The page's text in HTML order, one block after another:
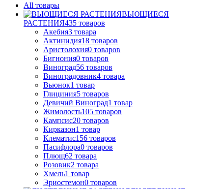
All товары
ВЬЮЩИЕСЯ
РАСТЕНИЯ435 товаров
Акебия3 товара
Актинидия18 товаров
Аристолохия0 товаров
Бигнония0 товаров
Виноград56 товаров
Виноградовник4 товара
Вьюнок1 товар
Глициния5 товаров
Девичий Виноград1 товар
Жимолость105 товаров
Кампсис20 товаров
Кирказон1 товар
Клематис156 товаров
Пасифлора0 товаров
Плющ62 товара
Розовик2 товара
Хмель1 товар
Эриостемон0 товаров